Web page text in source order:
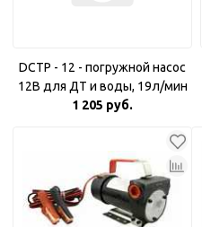
DCTP - 12 - погружной насос
12В для ДТ и воды, 19л/мин
1 205 руб.